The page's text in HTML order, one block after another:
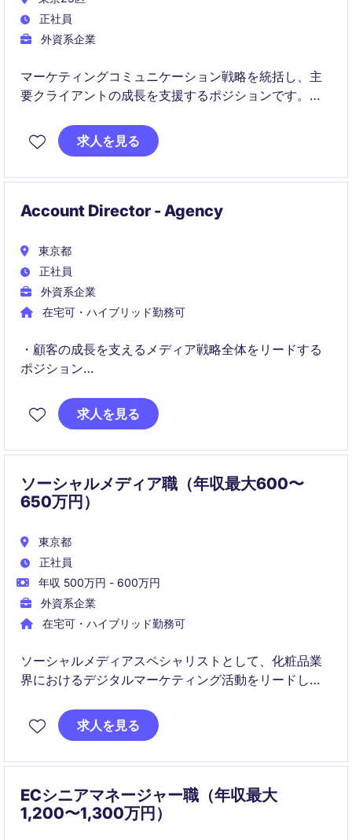
正社員
外資系企業
マーケティングコミュニケーション戦略を統括し、主
要クライアントの成長を支援するポジションです。
ブランド戦略からメディア活用、分析までを横断して
顧客価値を創出するリーダー職です。
求人を見る
Account Director - Agency
東京都
正社員
外資系企業
在宅可・ハイブリッド勤務可
・顧客の成長を支えるメディア戦略全体をリードする
ポジション
・データ活用によるマーケティング戦略とチーム統括
を担う役割
求人を見る
ソーシャルメディア職（年収最大600〜
650万円）
東京都
正社員
年収 500万円 - 600万円
外資系企業
在宅可・ハイブリッド勤務可
ソーシャルメディアスペシャリストとして、化粧品業
界におけるデジタルマーケティング活動をリードして
ゼンスを強化することが主な役割です。
求人を見る
ECシニアマネージャー職（年収最大
1,200〜1,300万円）